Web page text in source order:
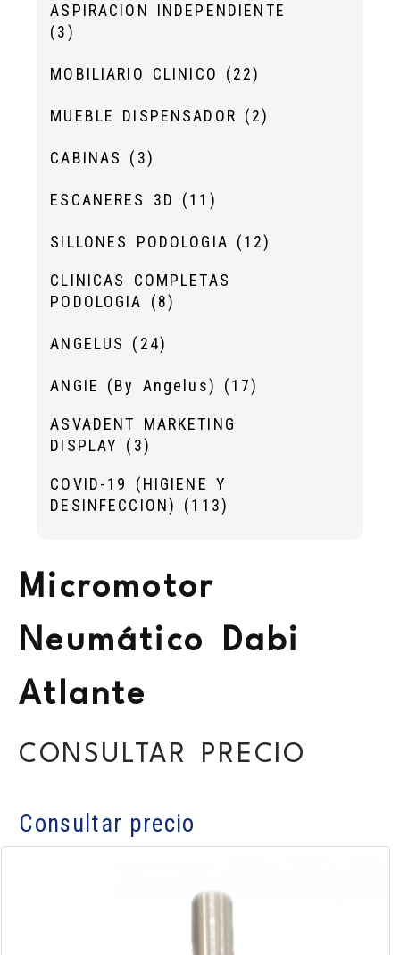
ASPIRACION INDEPENDIENTE
(3)
MOBILIARIO CLINICO (22)
MUEBLE DISPENSADOR (2)
CABINAS (3)
ESCANERES 3D (11)
SILLONES PODOLOGIA (12)
CLINICAS COMPLETAS
PODOLOGIA (8)
ANGELUS (24)
ANGIE (By Angelus) (17)
ASVADENT MARKETING
DISPLAY (3)
COVID-19 (HIGIENE Y
DESINFECCION) (113)
Micromotor
Neumático Dabi
Atlante
CONSULTAR PRECIO
Consultar precio